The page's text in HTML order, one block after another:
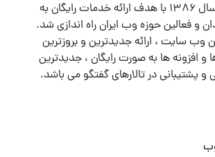
پرشین اسکریپت در سال ۱۳۸۶ با هدف ارائه خدمات رایگان به
و فعالین حوزه وب ایران راه اندازی شد.
وب سایت ، ارائه جدیدترین و بروزترین
و افزونه ها به صورت رایگان ، جدیدترین
پشتیبانی در تالارهای گفتگو می باشد.